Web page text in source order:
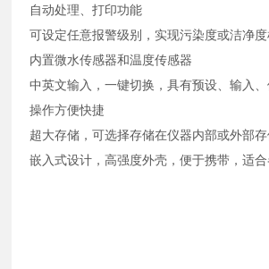
自动处理、打印功能
可设定任意报警级别，实现污染度或洁净度
内置微水传感器和温度传感器
中英文输入，一键切换，具有预设、输入、
操作方便快捷
超大存储，可选择存储在仪器内部或外部存
嵌入式设计，高强度外壳，便于携带，适合